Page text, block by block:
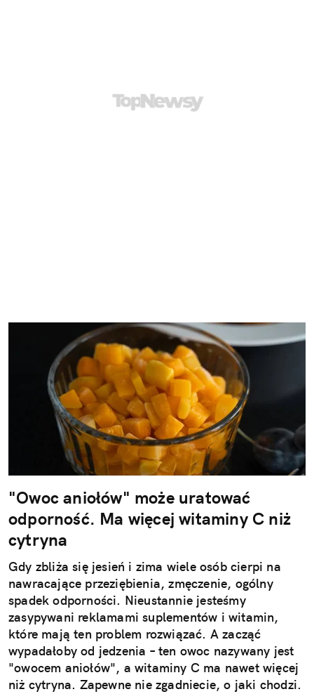
"Owoc aniołów" może uratować
odporność. Ma więcej witaminy C niż
cytryna
Gdy zbliża się jesień i zima wiele osób cierpi na
nawracające przeziębienia, zmęczenie, ogólny
spadek odporności. Nieustannie jesteśmy
zasypywani reklamami suplementów i witamin,
które mają ten problem rozwiązać. A zacząć
wypadałoby od jedzenia – ten owoc nazywany jest
"owocem aniołów", a witaminy C ma nawet więcej
niż cytryna. Zapewne nie zgadniecie, o jaki chodzi.